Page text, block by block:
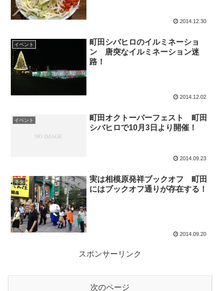
2014.12.30
イベント
町田シバヒロのイルミネーショ
ン 唐突なイルミネーション迷
路！
2014.12.02
イベント
町田オクトーバーフェスト 町田
シバヒロで10月3日より開催！
2014.09.23
ネタ
実は相模原発祥ブックオフ 町田
にはブックオフ通りが存在する！
2014.09.20
スポンサーリンク
次のページ